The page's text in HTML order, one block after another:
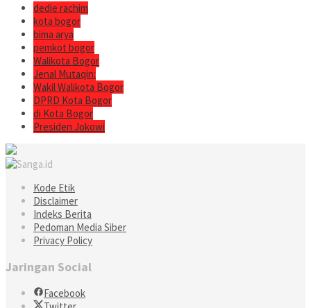
dedie rachim
kota bogor
bima arya
pemkot bogor
Walikota Bogor
Jenal Mutaqin:
Wakil Walikota Bogor
DPRD Kota Bogor
di Kota Bogor
Presiden Jokowi
Kode Etik
Disclaimer
Indeks Berita
Pedoman Media Siber
Privacy Policy
Jaringan Social
Facebook